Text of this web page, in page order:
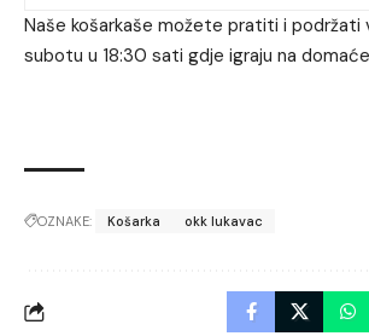
Naše košarkaše možete pratiti i podržati
subotu u 18:30 sati gdje igraju na
OZNAKE: Košarka okk lukavac